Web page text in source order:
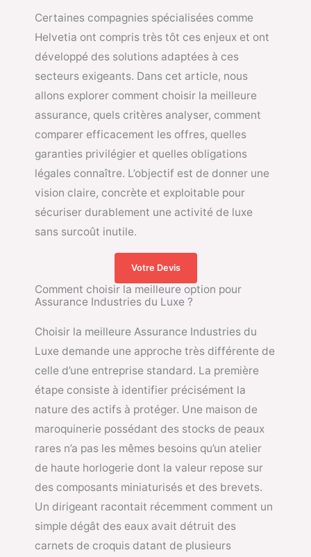
Certaines compagnies spécialisées comme
Helvetia ont compris très tôt ces enjeux et ont
développé des solutions adaptées à ces
secteurs exigeants. Dans cet article, nous
allons explorer comment choisir la meilleure
assurance, quels critères analyser, comment
comparer efficacement les offres, quelles
garanties privilégier et quelles obligations
légales connaître. L’objectif est de donner une
vision claire, concrète et exploitable pour
sécuriser durablement une activité de luxe
sans surcoût inutile.
Votre Devis
Comment choisir la meilleure option pour
Assurance Industries du Luxe ?
Choisir la meilleure Assurance Industries du
Luxe demande une approche très différente de
celle d’une entreprise standard. La première
étape consiste à identifier précisément la
nature des actifs à protéger. Une maison de
maroquinerie possédant des stocks de peaux
rares n’a pas les mêmes besoins qu’un atelier
de haute horlogerie dont la valeur repose sur
des composants miniaturisés et des brevets.
Un dirigeant racontait récemment comment un
simple dégât des eaux avait détruit des
carnets de croquis datant de plusieurs